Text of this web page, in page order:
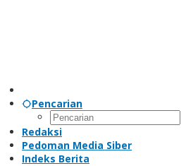
Pencarian
Redaksi
Pedoman Media Siber
Indeks Berita